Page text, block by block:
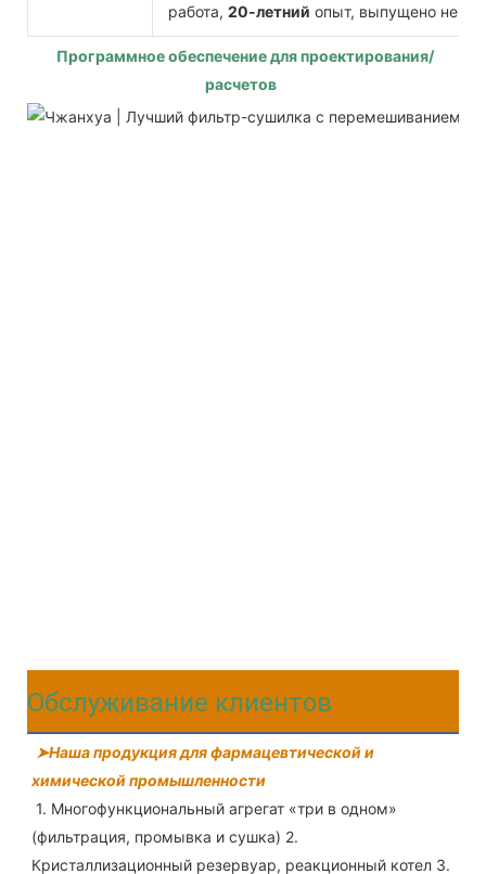
работа, 20-летний опыт, выпущено не
Программное обеспечение для проектирования/
расчетов
Обслуживание клиентов
➤Наша продукция для фармацевтической и
химической промышленности
1. Многофункциональный агрегат «три в одном»
(фильтрация, промывка и сушка) 2.
Кристаллизационный резервуар, реакционный котел 3.